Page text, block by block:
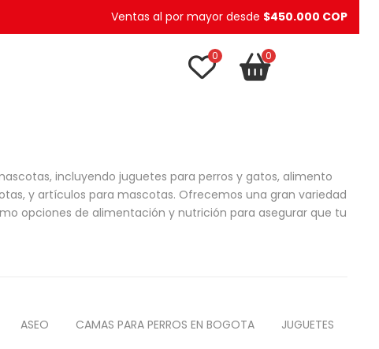
Ventas al por mayor desde $450.000 COP
0 0
incluyendo juguetes para perros y gatos, alimento
y artículos para mascotas. Ofrecemos una gran variedad
opciones de alimentación y nutrición para asegurar que tu
ASEO CAMAS PARA PERROS EN BOGOTA JUGUETES